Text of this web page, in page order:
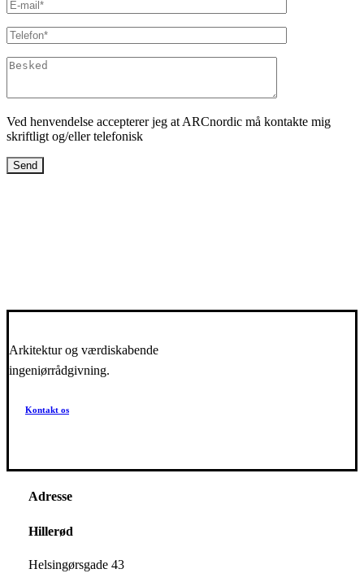
Ved henvendelse accepterer jeg at ARCnordic må kontakte mig
skriftligt og/eller telefonisk
Arkitektur og værdiskabende
ingeniørrådgivning.
Kontakt os
Adresse
Hillerød
Helsingørsgade 43